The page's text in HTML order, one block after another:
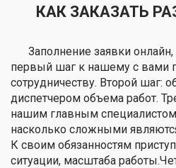
КАК ЗАКАЗАТЬ
Заполнение заявки
первый шаг к нашему с вами
сотрудничеству. Второй шаг:
диспетчером объема работ.
нашим главным
насколько сложными
К своим обязанностям
ситуации, масштаба